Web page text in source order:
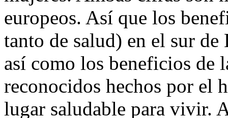
europeos. Así que los
tanto de salud) en el sur de
así como los beneficios de
reconocidos hechos por el
lugar saludable para vivir.